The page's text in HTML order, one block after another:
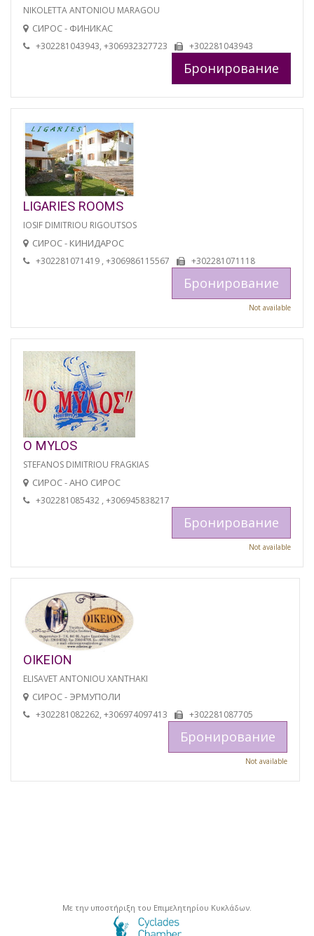
NIKOLETTA ANTONIOU MARAGOU
СИРОС - ФИНИКАС
+302281043943, +306932327723 +302281043943
Бронирование
LIGARIES ROOMS
IOSIF DIMITRIOU RIGOUTSOS
СИРОС - КИНИДАРОС
+302281071419 , +306986115567 +302281071118
Бронирование
Not available
O MYLOS
STEFANOS DIMITRIOU FRAGKIAS
СИРОС - АНО СИРОС
+302281085432 , +306945838217
Бронирование
Not available
OIKEION
ELISAVET ANTONIOU XANTHAKI
СИРОС - ЭРМУПОЛИ
+302281082262, +306974097413 +302281087705
Бронирование
Not available
Με την υποστήριξη του Επιμελητηρίου Κυκλάδων.